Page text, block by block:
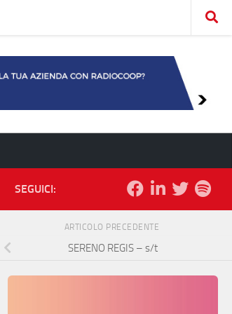
SEGUICI:
ARTICOLO PRECEDENTE
SERENO REGIS – s/t